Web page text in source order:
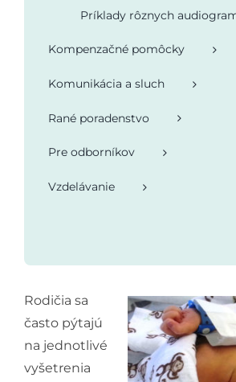
Príklady rôznych
Kompenzačné pomôcky
Komunikácia a sluch
Rané poradenstvo
Pre odborníkov
Vzdelávanie
Rodičia sa
často pýtajú
na jednotlivé
vyšetrenia